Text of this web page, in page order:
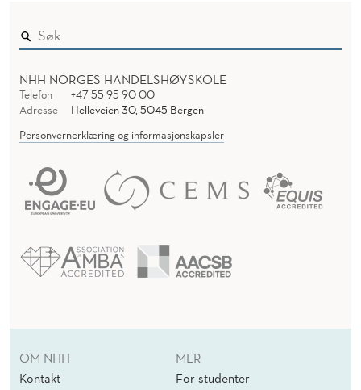
NHH NORGES HANDELSHØYSKOLE
Telefon
+47 55 95 90 00
Adresse
Helleveien 30, 5045 Bergen
Personvernerklæring og informasjonskapsler
OM NHH
Kontakt
MER
For studenter